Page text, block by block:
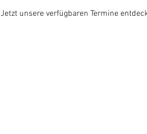
Jetzt unsere verfügbaren Termine